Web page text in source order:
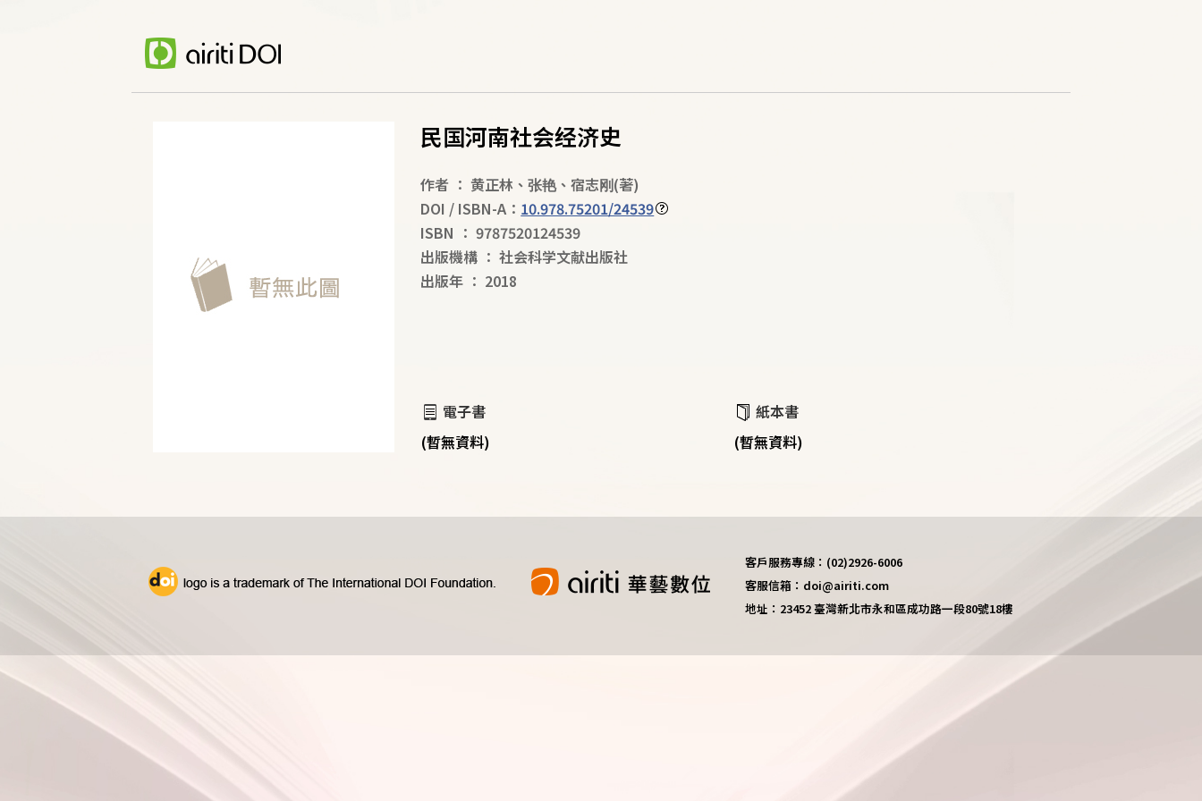
民国河南社会经济史
作者 ： 黄正林 、张艳、宿志刚(著)
DOI / ISBN-A： 10.978.75201/24539
ISBN ： 9787520124539
出版機構 ： 社会科学文献出版社
出版年 ： 2018
電子書
(暫無資料)
紙本書
(暫無資料)
客戶服務專線：(02)2926-6006
客服信箱：doi@airiti.com
地址：23452 臺灣新北市永和區成功路一段80號18樓